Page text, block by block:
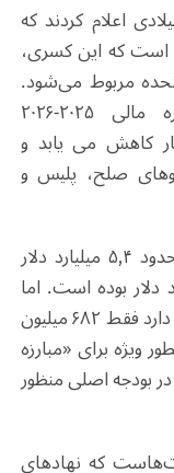
اعلام کردند که
کسری ۱۶ تا ۱۷ درصدی است که این کسری،
مربوط می‌شود.
تحت تأثیر این موضوع، بودجه دوره مالی ۲۰۲۵-۲۰۲۶
کاهش می یابد و
۲۵ درصد نیروهای صلح، پلیس و
بودجه صلح برای سال مالی ۲۰۲۵-۲۰۲۶ حدود ۵٫۴ میلیارد دلار
پرداخت ۱٫۳ میلیارد دلار بوده است. اما
آمریکا به سازمان ملل اطلاع داده که قصد دارد فقط ۶۸۲ میلیون
آن نیز بطور ویژه برای «مبارزه
بودجه اصلی منظور
که نهادهای